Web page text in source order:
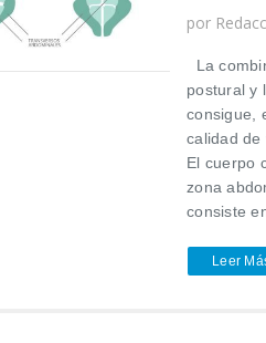
por
La
postural y
consigue,
calidad
El cuerpo
zona
consiste
Leer